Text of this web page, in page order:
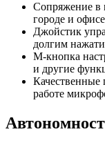
Сопряжение в
городе и
Джойстик
долгим
M‑кнопка
и другие
Качественные
работе